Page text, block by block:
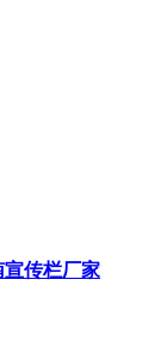
传栏厂家